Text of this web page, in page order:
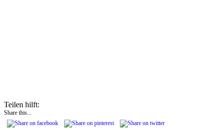
Teilen hilft:
Share this...